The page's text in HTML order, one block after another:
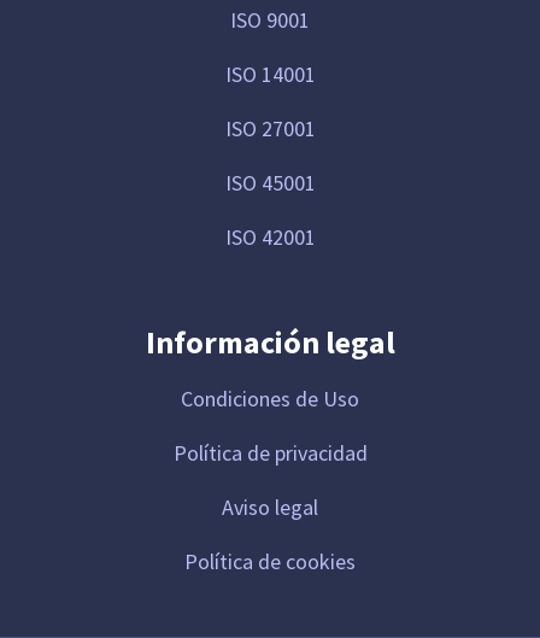
ISO 9001
ISO 14001
ISO 27001
ISO 45001
ISO 42001
Información legal
Condiciones de Uso
Política de privacidad
Aviso legal
Política de cookies